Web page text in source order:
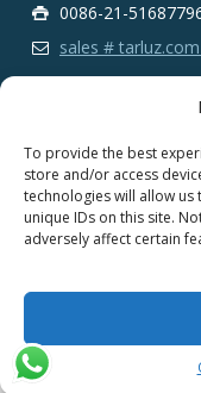
To provide the best
store and/or access
technologies will allow
unique IDs on this site.
adversely affect certain
0086-21-
sales #
Copyright 2025 ©
CO., LTD.